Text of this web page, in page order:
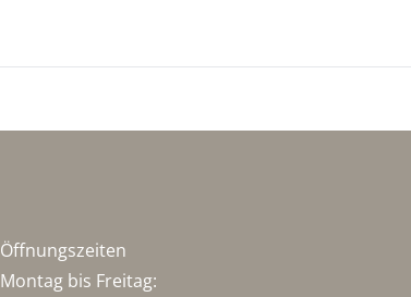
Öffnungszeiten
Montag bis Freitag: